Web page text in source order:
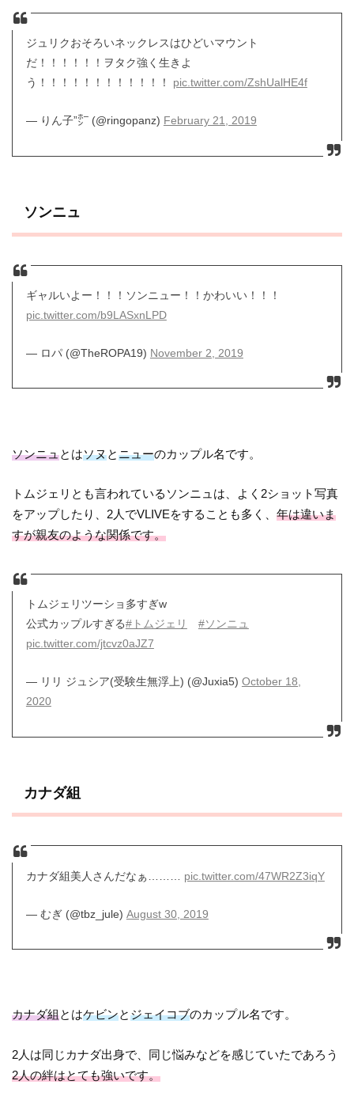
ジュリクおそろいネックレスはひどいマウント
だ！！！！！！ヲタク強く生きよ
う！！！！！！！！！！！！ pic.twitter.com/ZshUalHE4f
— りん子”㍂ (@ringopanz) February 21, 2019
ソンニュ
ギャルいよー！！！ソンニュー！！かわいい！！！
pic.twitter.com/b9LASxnLPD
— ロパ (@TheROPA19) November 2, 2019
ソンニュとはソヌとニューのカップル名です。
トムジェリとも言われているソンニュは、よく2ショット写真
をアップしたり、2人でVLIVEをすることも多く、年は違いま
すが親友のような関係です。
トムジェリツーショ多すぎw
公式カップルすぎる#トムジェリ
#ソンニュ
pic.twitter.com/jtcvz0aJZ7
— リリ ジュシア(受験生無浮上) (@Juxia5) October 18,
2020
カナダ組
カナダ組美人さんだなぁ……… pic.twitter.com/47WR2Z3iqY
— むぎ (@tbz_jule) August 30, 2019
カナダ組とはケビンとジェイコブのカップル名です。
2人は同じカナダ出身で、同じ悩みなどを感じていたであろう
2人の絆はとても強いです。